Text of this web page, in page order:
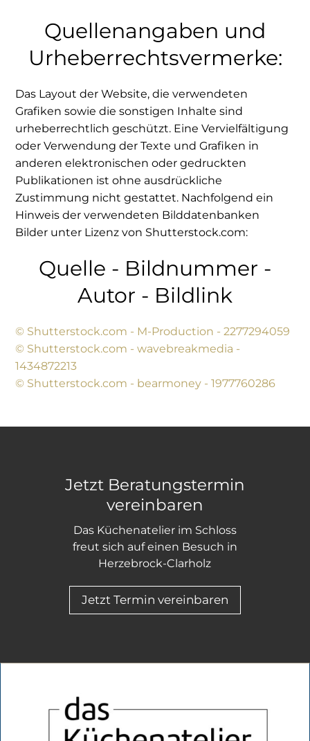
Quellenangaben und
Urheberrechtsvermerke:
Das Layout der Website, die verwendeten
Grafiken sowie die sonstigen Inhalte sind
urheberrechtlich geschützt. Eine Vervielfältigung
oder Verwendung der Texte und Grafiken in
anderen elektronischen oder gedruckten
Publikationen ist ohne ausdrückliche
Zustimmung nicht gestattet. Nachfolgend ein
Hinweis der verwendeten Bilddatenbanken
Bilder unter Lizenz von Shutterstock.com:
Quelle - Bildnummer -
Autor - Bildlink
© Shutterstock.com - M-Production - 2277294059
© Shutterstock.com - wavebreakmedia -
1434872213
© Shutterstock.com - bearmoney - 1977760286
Jetzt Beratungstermin
vereinbaren
Das Küchenatelier im Schloss
freut sich auf einen Besuch in
Herzebrock-Clarholz
Jetzt Termin vereinbaren